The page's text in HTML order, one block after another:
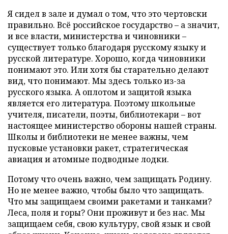
Я сидел в зале и думал о том, что это чертовски
правильно. Всё российское государство – а значит,
и все власти, министерства и чиновники –
существует только благодаря русскому языку и
русской литературе. Хорошо, когда чиновники
понимают это. Или хотя бы старательно делают
вид, что понимают. Мы здесь только из-за
русского языка. А оплотом и защитой языка
является его литература. Поэтому школьные
учителя, писатели, поэты, библиотекари – вот
настоящее министерство обороны нашей страны.
Школы и библиотеки не менее важны, чем
пусковые установки ракет, стратегическая
авиация и атомные подводные лодки.
Потому что очень важно, чем защищать Родину.
Но не менее важно, чтобы было что защищать.
Что мы защищаем своими ракетами и танками?
Леса, поля и горы? Они проживут и без нас. Мы
защищаем себя, свою культуру, свой язык и свой